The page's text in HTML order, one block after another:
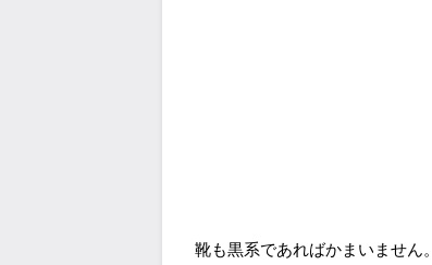
靴も黒系であればかまいません。